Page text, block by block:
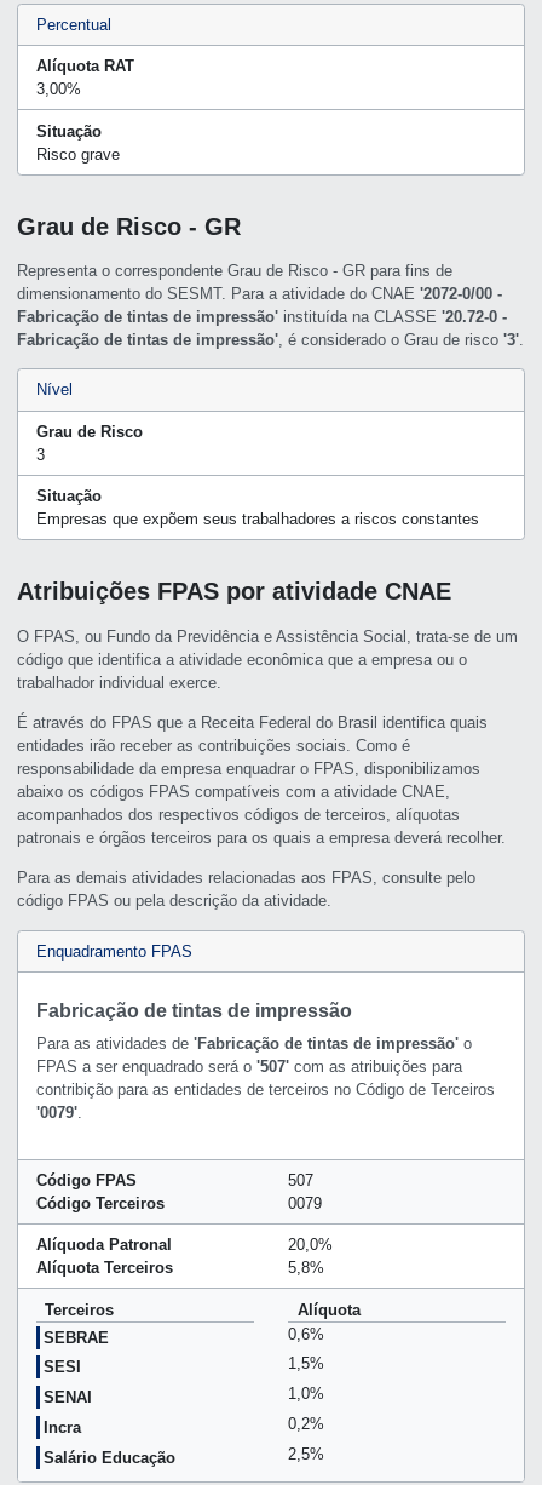
Percentual
Alíquota RAT
3,00%
Situação
Risco grave
Grau de Risco - GR
Representa o correspondente Grau de Risco - GR para fins de
dimensionamento do SESMT. Para a atividade do CNAE'2072-0/00 -
Fabricação de tintas de impressão' instituída na CLASSE'20.72-0 -
Fabricação de tintas de impressão' , é considerado o Grau de risco'3'
Nível
Grau de Risco
3
Situação
Empresas que expõem seus trabalhadores a riscos constantes
Atribuições FPAS por atividade CNAE
O FPAS, ou Fundo da Previdência e Assistência Social, trata-se de um
código que identifica a atividade econômica que a empresa ou o
trabalhador individual exerce.
É através do FPAS que a Receita Federal do Brasil identifica quais
entidades irão receber as contribuições sociais. Como é
responsabilidade da empresa enquadrar o FPAS, disponibilizamos
abaixo os códigos FPAS compatíveis com a atividade CNAE,
acompanhados dos respectivos códigos de terceiros, alíquotas
patronais e órgãos terceiros para os quais a empresa deverá recolher.
Para as demais atividades relacionadas aos FPAS, consulte pelo
código FPAS ou pela descrição da atividade.
Enquadramento FPAS
Fabricação de tintas de impressão
Para as atividades de 'Fabricação de tintas de impressão'o
FPAS a ser enquadrado será o '507'com as atribuições para
contribição para as entidades de terceiros no Código de Terceiros
'0079'.
Código FPAS
507
Código Terceiros
0079
Alíquoda Patronal
20,0%
Alíquota Terceiros
5,8%
Terceiros
Alíquota
SEBRAE
0,6%
SESI
1,5%
SENAI
1,0%
Incra
0,2%
Salário Educação
2,5%